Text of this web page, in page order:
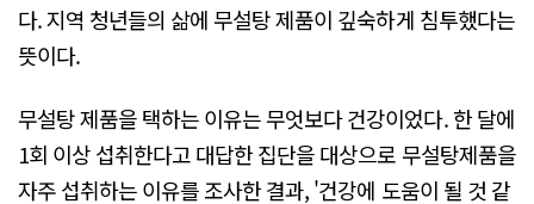
다. 지역 청년들의 삶에 무설탕 제품이 깊숙하게 침투했다는
뜻이다.
무설탕 제품을 택하는 이유는 무엇보다 건강이었다. 한 달에
1회 이상 섭취한다고 대답한 집단을 대상으로 무설탕제품을
자주 섭취하는 이유를 조사한 결과, '건강에 도움이 될 것 같